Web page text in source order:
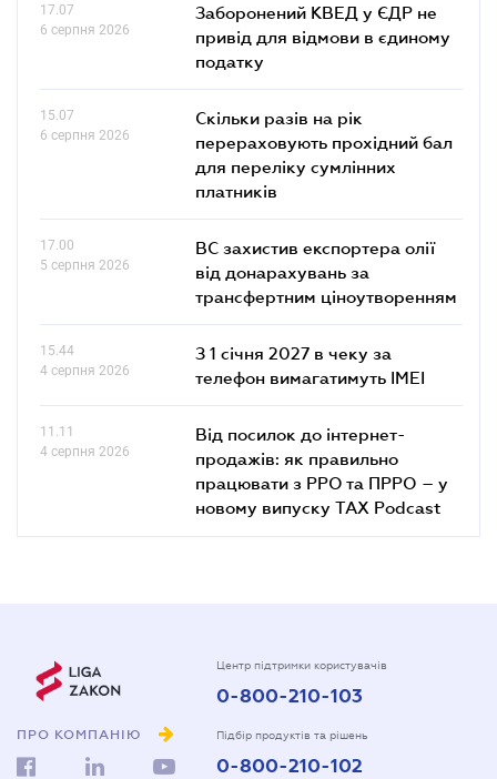
17.07
6 серпня 2026
Заборонений КВЕД у ЄДР не
привід для відмови в єдиному
податку
15.07
6 серпня 2026
Скільки разів на рік
перераховують прохідний бал
для переліку сумлінних
платників
17.00
5 серпня 2026
ВС захистив експортера олії
від донарахувань за
трансфертним ціноутворенням
15.44
4 серпня 2026
З 1 січня 2027 в чеку за
телефон вимагатимуть IMEI
11.11
4 серпня 2026
Від посилок до інтернет-
продажів: як правильно
працювати з РРО та ПРРО – у
новому випуску TAX Podcast
ПРО КОМПАНІЮ
Центр підтримки користувачів
0-800-210-103
Підбір продуктів та рішень
0-800-210-102